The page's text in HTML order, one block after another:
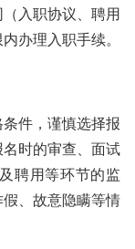
入职协议、聘用
办理入职手续。
件，谨慎选择报
时的审查、面试
聘用等环节的监
、故意隐瞒等情